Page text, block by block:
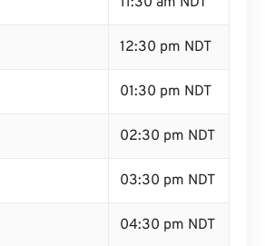
12:30 pm NDT
01:30 pm NDT
02:30 pm NDT
03:30 pm NDT
04:30 pm NDT